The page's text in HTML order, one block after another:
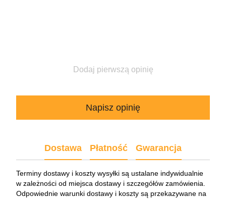
Dodaj pierwszą opinię
Napisz opinię
Dostawa Płatność Gwarancja
Terminy dostawy i koszty wysyłki są ustalane indywidualnie
w zależności od miejsca dostawy i szczegółów zamówienia.
Odpowiednie warunki dostawy i koszty są przekazywane na